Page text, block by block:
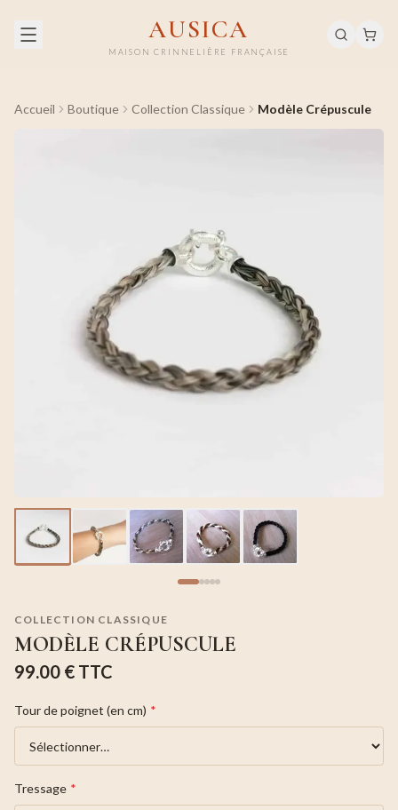
AUSICA
MAISON CRINNELIÈRE FRANÇAISE
Accueil Boutique Collection Classique Modèle Crépuscule
COLLECTION CLASSIQUE
MODÈLE CRÉPUSCULE
99.00 € TTC
Tour de poignet (en cm) *
Tressage *